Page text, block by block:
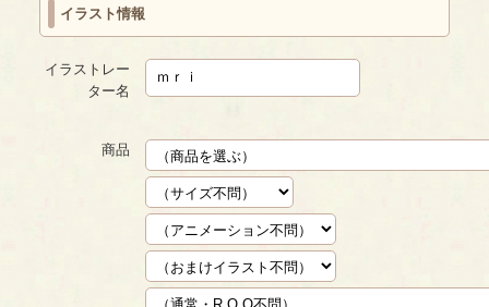
イラスト情報
イラストレー
ター名
商品